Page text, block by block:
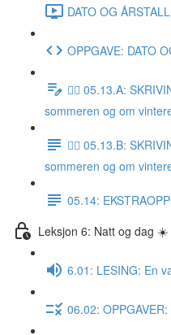
DATO OG
OPPGAVE: DATO
✍🏼 05.13.A:
sommeren og om
✍🏼 05.13.B:
sommeren og om
05.14:
Leksjon 6: Natt og dag ☀️
6.01: LESING: En
06.02: